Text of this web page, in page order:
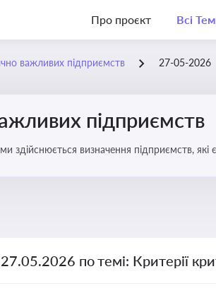
Про проєкт Всі
важливих підприємств 27-05-2026
підприємств
здійснюється визначення підприємств,
по темі: Критерії